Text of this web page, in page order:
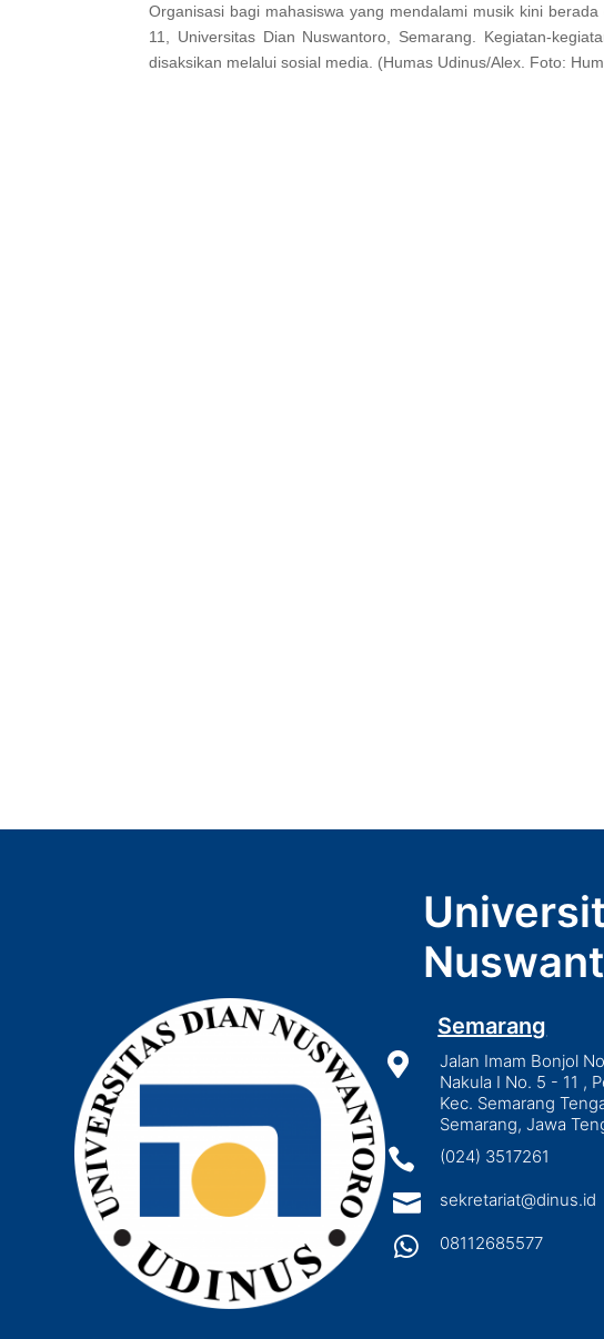
Organisasi bagi mahasiswa yang mendalami musik kini
11, Universitas Dian Nuswantoro, Semarang. Kegiatan-
disaksikan melalui sosial media. (Humas Udinus/Alex. Foto:
Semarang

Jalan Imam Bonjol
Nakula I No. 5 - 11 ,
Kec. Semarang
Semarang, Jawa
 (024) 3517261
 sekretariat@dinus.id
 08112685577